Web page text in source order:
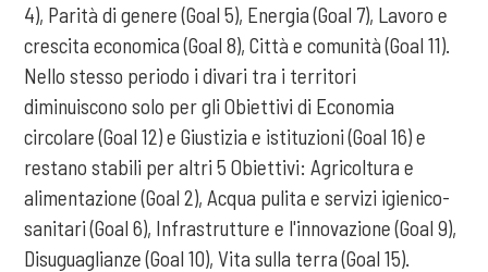
4), Parità di genere (Goal 5), Energia (Goal 7), Lavoro e
crescita economica (Goal 8), Città e comunità (Goal 11).
Nello stesso periodo i divari tra i territori
diminuiscono solo per gli Obiettivi di Economia
circolare (Goal 12) e Giustizia e istituzioni (Goal 16) e
restano stabili per altri 5 Obiettivi: Agricoltura e
alimentazione (Goal 2), Acqua pulita e servizi igienico-
sanitari (Goal 6), Infrastrutture e l'innovazione (Goal 9),
Disuguaglianze (Goal 10), Vita sulla terra (Goal 15).